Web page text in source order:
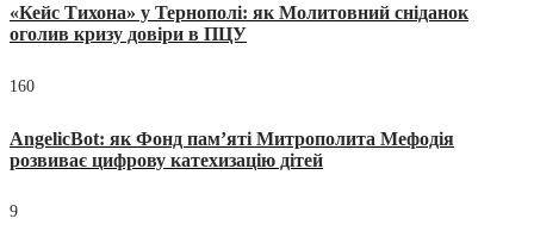
«Кейс Тихона» у Тернополі: як Молитовний сніданок
оголив кризу довіри в ПЦУ
160
AngelicBot: як Фонд пам’яті Митрополита Мефодія
розвиває цифрову катехизацію дітей
9